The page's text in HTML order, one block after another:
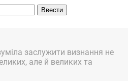
заслужити визнання не
але й великих та